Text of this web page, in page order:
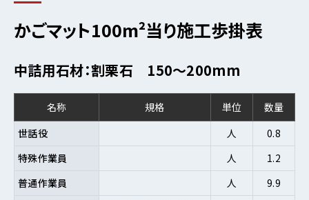
かごマット100m²当り施工歩掛表
中詰用石材：割栗石 150～200mm
名称 規格 単位
数量
世話役
人
0.8
特殊作業員
人
1.2
普通作業員
人
9.9